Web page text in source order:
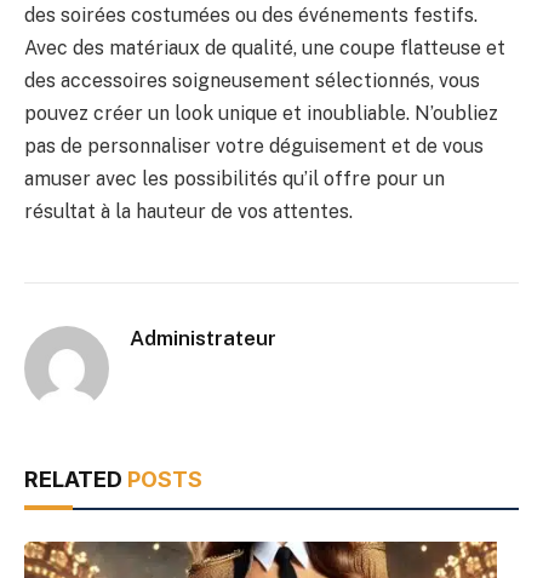
des soirées costumées ou des événements festifs.
Avec des matériaux de qualité, une coupe flatteuse et
des accessoires soigneusement sélectionnés, vous
pouvez créer un look unique et inoubliable. N’oubliez
pas de personnaliser votre déguisement et de vous
amuser avec les possibilités qu’il offre pour un
résultat à la hauteur de vos attentes.
Administrateur
RELATED POSTS